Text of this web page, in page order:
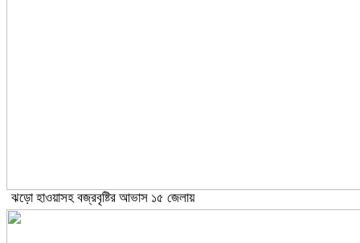
ঝড়ো হাওয়াসহ বজ্রবৃষ্টির আভাস ১৫ জেলায়